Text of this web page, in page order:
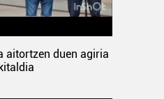
aitortzen duen agiria